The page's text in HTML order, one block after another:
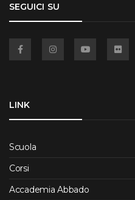
SEGUICI SU
LINK
Scuola
Corsi
Accademia Abbado